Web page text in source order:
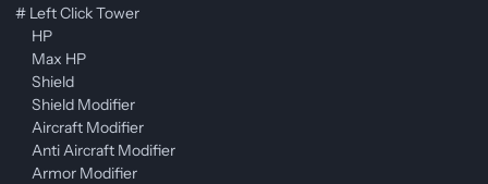
# Left Click Tower
HP
Max HP
Shield
Shield Modifier
Aircraft Modifier
Anti Aircraft Modifier
Armor Modifier